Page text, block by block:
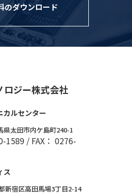
のダウンロード
ロジー株式会社
カルセンター
太田市内ケ島町240-1
1589 / FAX： 0276-
ス
新宿区高田馬場3丁目2-14